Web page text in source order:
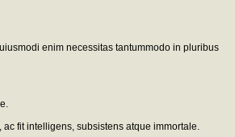
enim necessitas tantummodo in pluribus
fit intelligens, subsistens atque immortale.